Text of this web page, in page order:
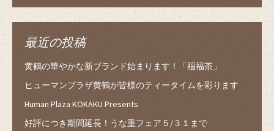
最近の投稿
黄鶴の華やかな新ブランド始まります！「福福茶」
ヒューマンプラザ黄鶴が皆様のティータイムを彩ります
Human Plaza KOKAKU Presents
好評につき期間延長！うな重フェア５/３１まで